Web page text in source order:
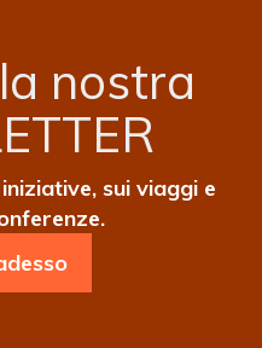
nostra
sui viaggi e